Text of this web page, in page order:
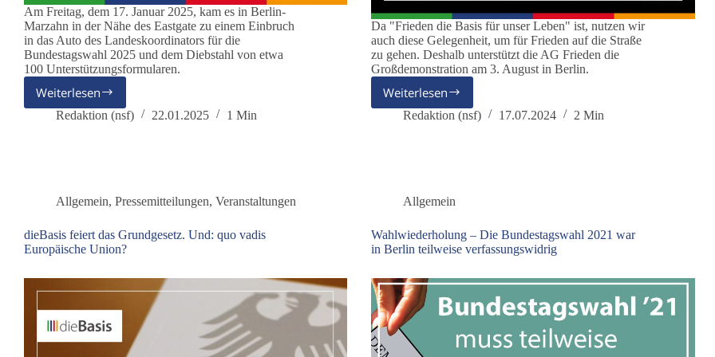
Am Freitag, dem 17. Januar 2025, kam es in Berlin-
Marzahn in der Nähe des Eastgate zu einem Einbruch
in das Auto des Landeskoordinators für die
Bundestagswahl 2025 und dem Diebstahl von etwa
100 Unterstützungsformularen.
Weiterlesen
Berlin:
Unterstützerunterschriften
Redaktion (nsf) 22.01.2025 1 Min
Da "Frieden die Basis für unser Leben" ist, nutzen wir
auch diese Gelegenheit, um für Frieden auf die Straße
zu gehen. Deshalb unterstützt die AG Frieden die
Großdemonstration am 3. August in Berlin.
Weiterlesen
Demo
für
Berlin
am
03.
August
2024
Redaktion (nsf) 17.07.2024 2 Min
Allgemein, Pressemitteilungen, Veranstaltungen
dieBasis feiert das Grundgesetz. Und: quo vadis
Europäische Union?
Allgemein
Wahlwiederholung – Die Bundestagswahl 2021 war
in Berlin teilweise verfassungswidrig